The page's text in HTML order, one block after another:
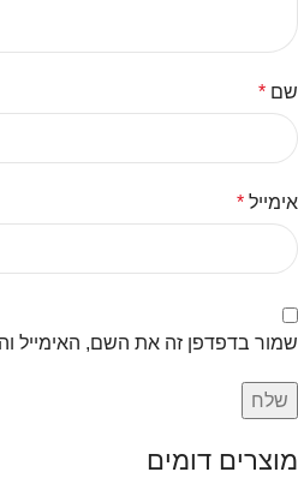
שם *
אימייל *
שמור בדפדפן זה את השם, האימייל
מוצרים דומים